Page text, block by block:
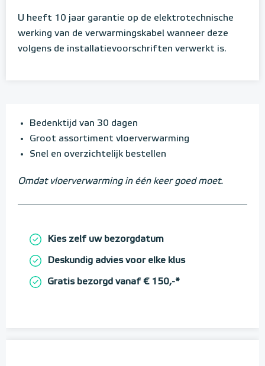
U heeft 10 jaar garantie op de elektrotechnische
werking van de verwarmingskabel wanneer deze
volgens de installatievoorschriften verwerkt is.
Bedenktijd van 30 dagen
Groot assortiment vloerverwarming
Snel en overzichtelijk bestellen
Omdat vloerverwarming in één keer goed moet.
Kies zelf uw bezorgdatum
Deskundig advies voor elke klus
Gratis bezorgd vanaf € 150,-*